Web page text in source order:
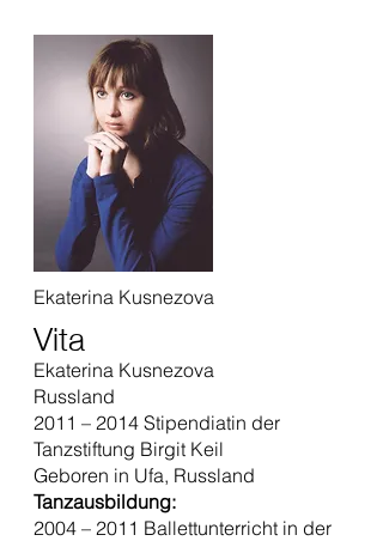
Ekaterina Kusnezova
Vita
Ekaterina Kusnezova
Russland
2011 – 2014 Stipendiatin der
Tanzstiftung Birgit Keil
Geboren in Ufa, Russland
Tanzausbildung:
2004 – 2011 Ballettunterricht in der